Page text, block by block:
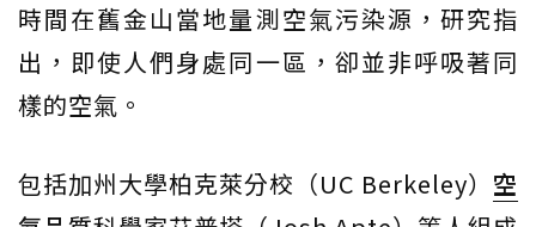
時間在舊金山當地量測空氣污染源，研究指
出，即使人們身處同一區，卻並非呼吸著同
樣的空氣。
包括加州大學柏克萊分校（UC Berkeley） 空